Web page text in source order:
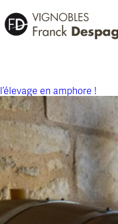
l’élevage en amphore !